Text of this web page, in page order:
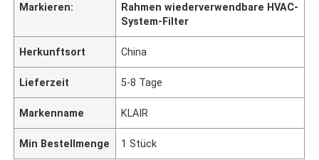
Markieren:
Rahmen wiederverwendbare HVAC-
System-Filter
Herkunftsort China
Lieferzeit 5-8 Tage
Markenname KLAIR
Min Bestellmenge 1 Stück